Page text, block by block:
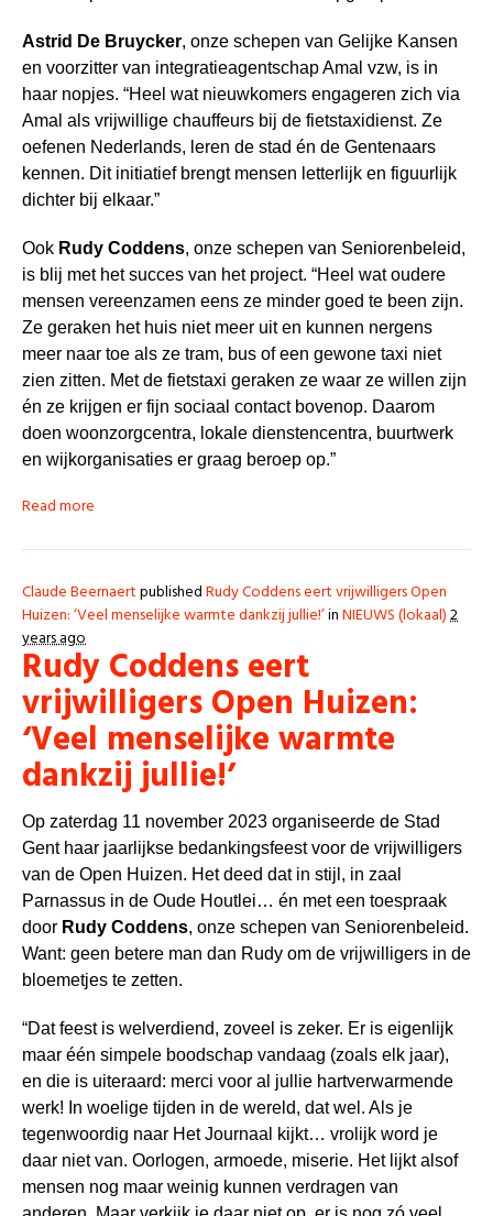
Astrid De Bruycker, onze schepen van Gelijke Kansen
en voorzitter van integratieagentschap Amal vzw, is in
haar nopjes. “Heel wat nieuwkomers engageren zich via
Amal als vrijwillige chauffeurs bij de fietstaxidienst. Ze
oefenen Nederlands, leren de stad én de Gentenaars
kennen. Dit initiatief brengt mensen letterlijk en figuurlijk
dichter bij elkaar.”
Ook Rudy Coddens, onze schepen van Seniorenbeleid,
is blij met het succes van het project. “Heel wat oudere
mensen vereenzamen eens ze minder goed te been zijn.
Ze geraken het huis niet meer uit en kunnen nergens
meer naar toe als ze tram, bus of een gewone taxi niet
zien zitten. Met de fietstaxi geraken ze waar ze willen zijn
én ze krijgen er fijn sociaal contact bovenop. Daarom
doen woonzorgcentra, lokale dienstencentra, buurtwerk
en wijkorganisaties er graag beroep op.”
Read more
Claude BeernaertpublishedRudy Coddens eert vrijwilligers Open
Huizen: ‘Veel menselijke warmte dankzij jullie!’inNIEUWS (lokaal)2
years ago
Rudy Coddens eert
vrijwilligers Open Huizen:
‘Veel menselijke warmte
dankzij jullie!’
Op zaterdag 11 november 2023 organiseerde de Stad
Gent haar jaarlijkse bedankingsfeest voor de vrijwilligers
van de Open Huizen. Het deed dat in stijl, in zaal
Parnassus in de Oude Houtlei… én met een toespraak
door Rudy Coddens, onze schepen van Seniorenbeleid.
Want: geen betere man dan Rudy om de vrijwilligers in de
bloemetjes te zetten.
“Dat feest is welverdiend, zoveel is zeker. Er is eigenlijk
maar één simpele boodschap vandaag (zoals elk jaar),
en die is uiteraard: merci voor al jullie hartverwarmende
werk! In woelige tijden in de wereld, dat wel. Als je
tegenwoordig naar Het Journaal kijkt… vrolijk word je
daar niet van. Oorlogen, armoede, miserie. Het lijkt alsof
mensen nog maar weinig kunnen verdragen van